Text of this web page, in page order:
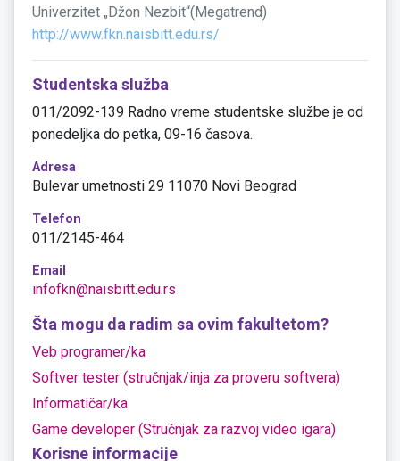
Univerzitet „Džon Nezbit“(Megatrend)
http://www.fkn.naisbitt.edu.rs/
Studentska služba
011/2092-139 Radno vreme studentske službe je od
ponedeljka do petka, 09-16 časova.
Adresa
Bulevar umetnosti 29 11070 Novi Beograd
Telefon
011/2145-464
Email
infofkn@naisbitt.edu.rs
Šta mogu da radim sa ovim fakultetom?
Veb programer/ka
Softver tester (stručnjak/inja za proveru softvera)
Informatičar/ka
Game developer (Stručnjak za razvoj video igara)
Korisne informacije